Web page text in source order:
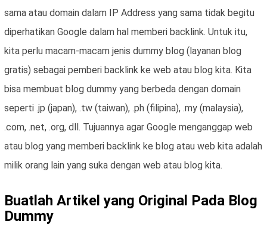
sama atau domain dalam IP Address yang sama tidak begitu
diperhatikan Google dalam hal memberi backlink. Untuk itu,
kita perlu macam-macam jenis dummy blog (layanan blog
gratis) sebagai pemberi backlink ke web atau blog kita. Kita
bisa membuat blog dummy yang berbeda dengan domain
seperti .jp (japan), .tw (taiwan), .ph (filipina), .my (malaysia),
.com, .net, .org, dll. Tujuannya agar Google menganggap web
atau blog yang memberi backlink ke blog atau web kita adalah
milik orang lain yang suka dengan web atau blog kita.
Buatlah Artikel yang Original Pada Blog
Dummy